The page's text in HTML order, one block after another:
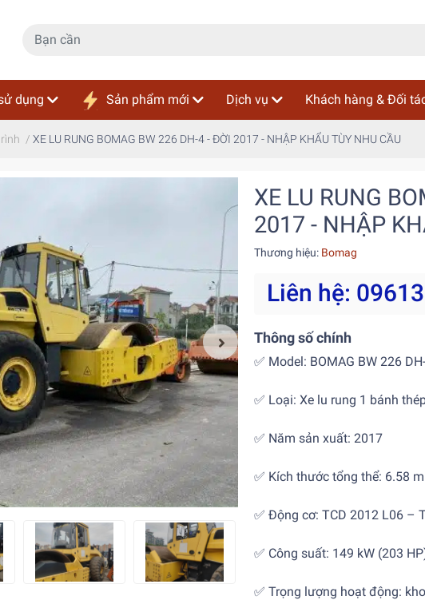
dụng Sản phẩm mới Dịch vụ Khách hàng & Đối
/ XE LU RUNG BOMAG BW 226 DH-4 - ĐỜI 2017 - NHẬP KHẨU TÙY NHU CẦU
XE LU RUNG
2017 - NHẬP
Thương hiệu: Bomag
Liên hệ:
Thông số chính
✅ Model: BOMAG BW 226
✅ Loại: Xe lu rung 1 bánh
✅ Năm sản xuất: 2017
✅ Kích thước tổng thể: 6.58
✅ Động cơ: TCD 2012 L06 –
✅ Công suất: 149 kW (203
✅ Trọng lượng hoạt động: